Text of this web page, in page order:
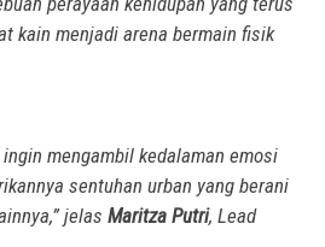
kain menjadi arena bermain fisik
ingin mengambil kedalaman emosi
sentuhan urban yang berani
jelas Maritza Putri, Lead